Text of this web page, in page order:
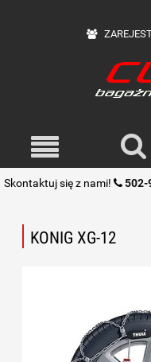
Skontaktuj się z nami! 502-
KONIG XG-12